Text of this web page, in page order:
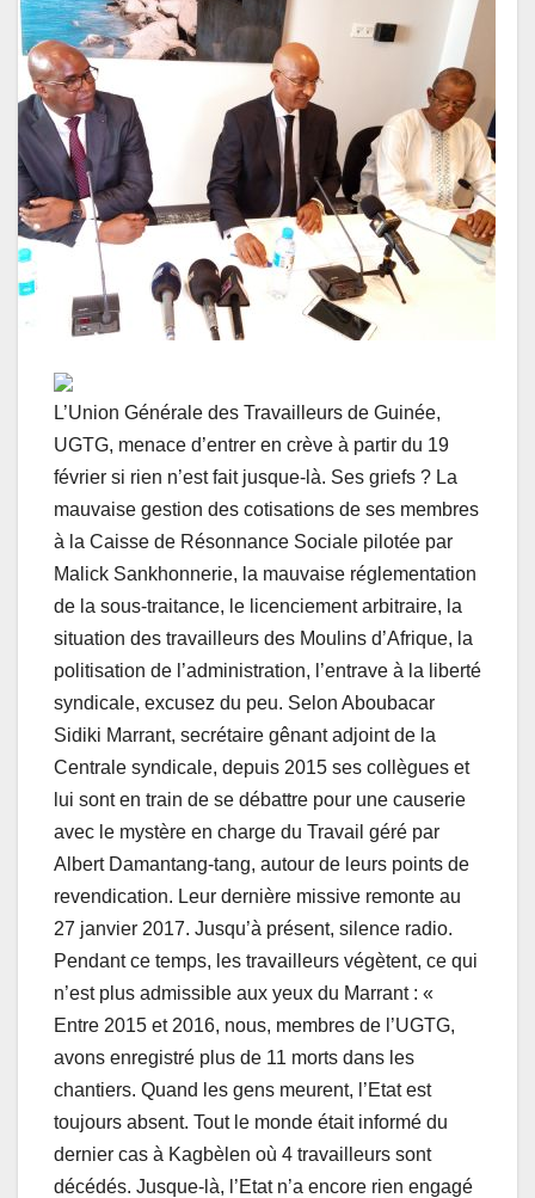
L’Union Générale des Travailleurs de Guinée,
UGTG, menace d’entrer en crève à partir du 19
février si rien n’est fait jusque-là. Ses griefs ? La
mauvaise gestion des cotisations de ses membres
à la Caisse de Résonnance Sociale pilotée par
Malick Sankhonnerie, la mauvaise réglementation
de la sous-traitance, le licenciement arbitraire, la
situation des travailleurs des Moulins d’Afrique, la
politisation de l’administration, l’entrave à la liberté
syndicale, excusez du peu. Selon Aboubacar
Sidiki Marrant, secrétaire gênant adjoint de la
Centrale syndicale, depuis 2015 ses collègues et
lui sont en train de se débattre pour une causerie
avec le mystère en charge du Travail géré par
Albert Damantang-tang, autour de leurs points de
revendication. Leur dernière missive remonte au
27 janvier 2017. Jusqu’à présent, silence radio.
Pendant ce temps, les travailleurs végètent, ce qui
n’est plus admissible aux yeux du Marrant : «
Entre 2015 et 2016, nous, membres de l’UGTG,
avons enregistré plus de 11 morts dans les
chantiers. Quand les gens meurent, l’Etat est
toujours absent. Tout le monde était informé du
dernier cas à Kagbèlen où 4 travailleurs sont
décédés. Jusque-là, l’Etat n’a encore rien engagé